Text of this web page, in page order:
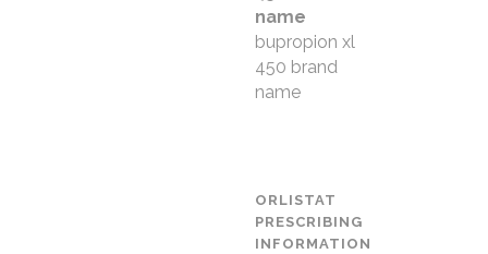
name
bupropion xl
450 brand
name
ORLISTAT
PRESCRIBING
INFORMATION